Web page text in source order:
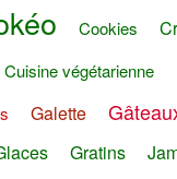
Cookies
Cuisine végétarienne
Galette
Gratins